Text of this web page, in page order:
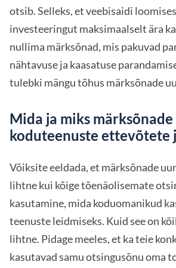
otsib. Selleks, et veebisaidi
investeeringut maksimaalselt ära
nullima märksõnad, mis pakuvad
nähtavuse ja kaasatuse
tulebki mängu tõhus märksõnade
Mida ja miks
koduteenuste ettevõtete
Võiksite eeldada, et märksõnade
lihtne kui kõige tõenäolisemate
kasutamine, mida koduomanikud
teenuste leidmiseks. Kuid see on
lihtne. Pidage meeles, et ka teie
kasutavad samu otsingusõnu oma